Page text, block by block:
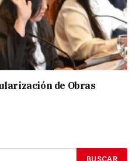
de Obras